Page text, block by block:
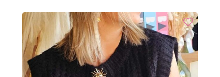
39,00 €.19,50 €.